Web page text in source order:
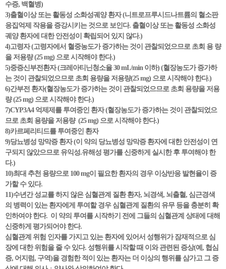
수증, 백혈병)
3)출혈이상 또는 활동성 소화성궤양 환자 (니트로프루시드나트륨의 혈소판
응집억제 작용을 증강시키는 것으로 보인다. 출혈이상 또는 활동성 소화성
궤양 환자에 대한 안전성이 확립되어 있지 않다.)
4)고령자 (고령자에서 혈중농도가 증가하는 것이 관찰되었으므로 초회 용 량
을 저용량 (25 mg) 으로 시작해야 한다.)
5)중증신부전환자 (크레아티닌청소율 30 mL/min 이하) (혈장농도가 증가하
는 것이 관찰되었으므로 초회 용량을 저용량(25 mg) 으로 시작해야 한다.)
6)간부전 환자(혈장농도가 증가하는 것이 관찰되었으므로 초회 용량을 저용
량 (25 mg) 으로 시작해야 한다.)
7)CYP3A4 억제제를 투여중인 환자 (혈장농도가 증가하는 것이 관찰되었으
므로 초회 용량을 저용량 (25 mg) 으로 시작해야 한다.)
8)카르페리티드를 투여중인 환자
9)당뇨병성 망막증 환자 (이 약의 당뇨병성 망막증 환자에 대한 안전성이 연
구되지 않았으므로 유익성.유해성 평가를 신중하게 실시한 후 투여해야 한
다.)
10)최대 추천 용량으로 100 mg이 필요한 환자의 경우 이상반응 발현율이 증
가할 수 있다.
11)수년간 성교를 하지 않은 심혈관계 질환 환자, 뇌경색, 뇌출혈, 심근경색
의 병력이 있는 환자에게 투여할 경우 심혈관계 질환의 유무 등을 충분히 확
인하여야 한다. 이 약의 투여를 시작하기 전에 그들의 심혈관계 상태에 대해
신중하게 평가되어야 한다.
심혈관계 위험 인자를 가지고 있는 환자에 있어서 성행위가 잠재적으로 심
장에 대한 위험을 줄 수 있다. 성행위를 시작할 때 이와 관련된 증상(예, 협심
증, 어지럼, 구역)을 경험한 적이 있는 환자는 더 이상의 행위를 삼가고 그 증